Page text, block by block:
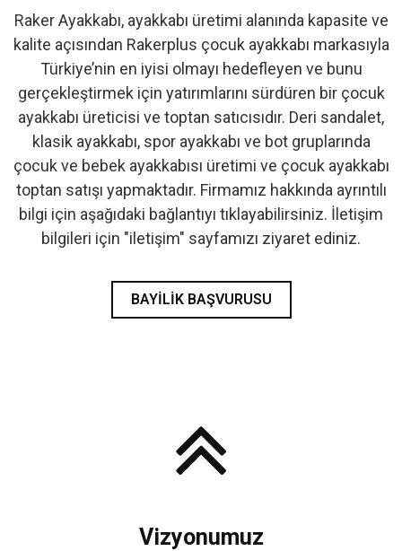
- İlk Adım & Bebek Ayakkabı
- Babetler
Raker Ayakkabı, ayakkabı üretimi alanında kapasite ve
kalite açısından Rakerplus çocuk ayakkabı markasıyla
Türkiye’nin en iyisi olmayı hedefleyen ve bunu
gerçekleştirmek için yatırımlarını sürdüren bir çocuk
ayakkabı üreticisi ve toptan satıcısıdır. Deri sandalet,
klasik ayakkabı, spor ayakkabı ve bot gruplarında
çocuk ve bebek ayakkabısı üretimi ve çocuk ayakkabı
toptan satışı yapmaktadır. Firmamız hakkında ayrıntılı
bilgi için aşağıdaki bağlantıyı tıklayabilirsiniz. İletişim
bilgileri için "iletişim" sayfamızı ziyaret ediniz.
BAYILIK BAŞVURUSU
Vizyonumuz